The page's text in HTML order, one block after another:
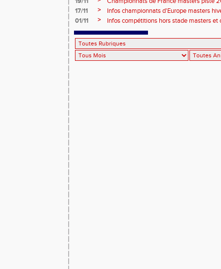
17/11
>
Infos championnats d'Europe masters
01/11
> Infos compétitions hors stade masters et